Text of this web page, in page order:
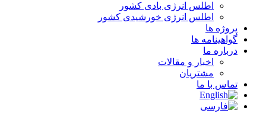
اطلس انرژی بادی کشور
اطلس انرژی خورشیدی کشور
پروژه ها
گواهینامه ها
درباره ما
اخبار و مقالات
مشتریان
تماس با ما